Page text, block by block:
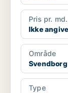
Pris pr. md.
Ikke
Område
Svendborg
Type